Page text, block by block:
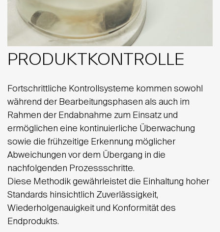
PRODUKTKONTROLLE
Fortschrittliche Kontrollsysteme kommen sowohl
während der Bearbeitungsphasen als auch im
Rahmen der Endabnahme zum Einsatz und
ermöglichen eine kontinuierliche Überwachung
sowie die frühzeitige Erkennung möglicher
Abweichungen vor dem Übergang in die
nachfolgenden Prozessschritte.
Diese Methodik gewährleistet die Einhaltung hoher
Standards hinsichtlich Zuverlässigkeit,
Wiederholgenauigkeit und Konformität des
Endprodukts.